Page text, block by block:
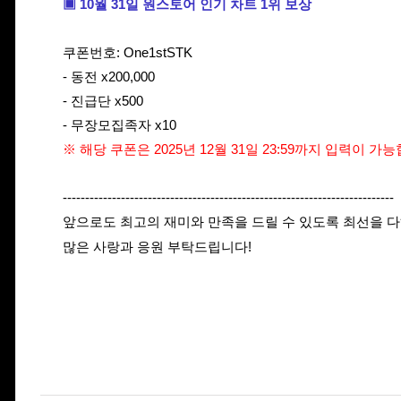
▣ 10월 31일 원스토어 인기 차트 1위 보상
쿠폰번호: One1stSTK
- 동전 x200,000
- 진급단 x500
- 무장모집족자 x10
※ 해당 쿠폰은 2025년 12월 31일 23:59까지 입력이 가능
--------------------------------------------------------------------------
앞으로도 최고의 재미와 만족을 드릴 수 있도록 최선을
많은 사랑과 응원 부탁드립니다!